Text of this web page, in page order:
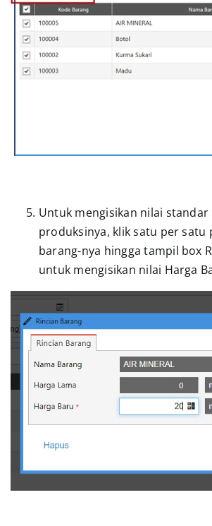
Untuk mengisikan nilai standar
produksinya, klik satu per satu
barang-nya hingga tampil box
untuk mengisikan nilai Harga